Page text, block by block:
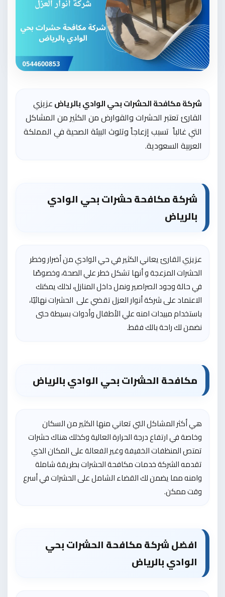
شركة مكافحة الحشرات بحي الوادي بالرياضعزيزي
القارئ تعتبر الحشرات والقوارض من الكثير من المشاكل
التي غالباً تسبب إزعاجاً وتلوث البيئة الصحية في المملكة
العربية السعودية.
شركة مكافحة حشرات بحي الوادي
بالرياض
عزيزي القارئ يعاني الكثير في حي الوادي من أضرار وخطر
الحشرات المزعجة و أنها تشكل خطر علي الصحة، وخصوصًا
في حالة وجود الصراصير ونمل داخل المنازل، لذلك يمكنك
الاعتماد على شركة أنوار العزل تقضي على الحشرات نهائيًا،
باستخدام مبيدات امنه علي الأطفال وأدوات بسيطة حتى
نضمن لك راحة بالك فقط.
مكافحة الحشرات بحي الوادي بالرياض
هي أكثر المشاكل التي تعاني منها الكثير من السكان
وخاصة في ارتفاع درجة الحرارة العالية وكذلك هناك حشرات
تمتص المنظفات الخفيفة وغير الفعالة على المكان الذي
تقدمه الشركة خدمات مكافحة الحشرات بطريقة شاملة
وامنه مما يضمن لك القضاء الشامل على الحشرات في أسرع
وقت ممكن.
افضل شركة مكافحة الحشرات بحي
الوادي بالرياض